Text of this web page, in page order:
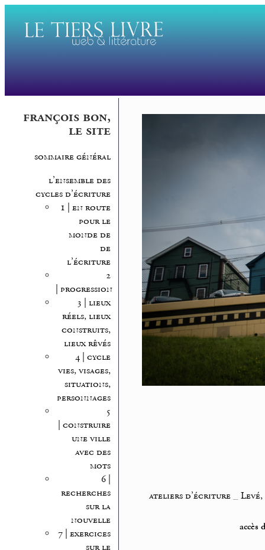
françois bon,
le site
sommaire général
l’ensemble des
cycles d’écriture
1 | en route
pour le
monde de
de
l’écriture
2
| progression
3 | lieux
réels, lieux
construits,
lieux rêvés
4 | cycle
vies, visages,
situations,
personnages
5
| construire
une ville
avec des
mots
6 |
recherches
sur la
nouvelle
7 | exercices
sur le
ateliers d’écriture_
accès